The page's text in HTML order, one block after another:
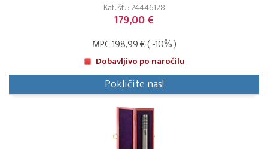
Kat. št. : 24446128
179,00 €
MPC198,99 €( -10% )
Dobavljivo po naročilu
Pokličite nas!